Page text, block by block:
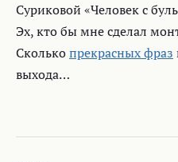
Суриковой «Человек с
Эх, кто бы мне сделал
Сколькопрекрасных фраз
выхода…